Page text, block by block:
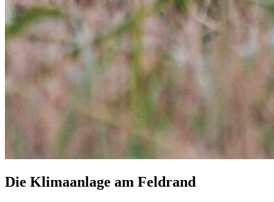
Die Klimaanlage am Feldrand